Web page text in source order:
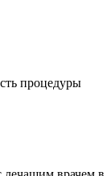
процедуры